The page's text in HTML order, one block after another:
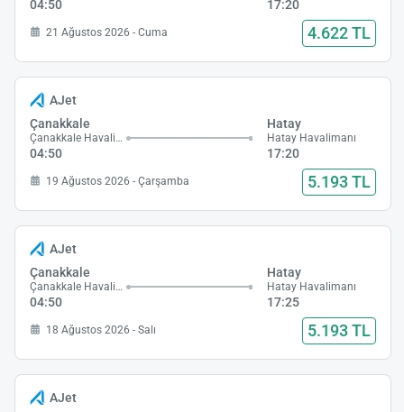
04:50 17:20
21 Ağustos 2026 - Cuma 4.622 TL
AJet
Çanakkale
Çanakkale Havalimanı
04:50
Hatay
Hatay Havalimanı
17:20
19 Ağustos 2026 - Çarşamba 5.193 TL
AJet
Çanakkale
Çanakkale Havalimanı
04:50
Hatay
Hatay Havalimanı
17:25
18 Ağustos 2026 - Salı 5.193 TL
AJet